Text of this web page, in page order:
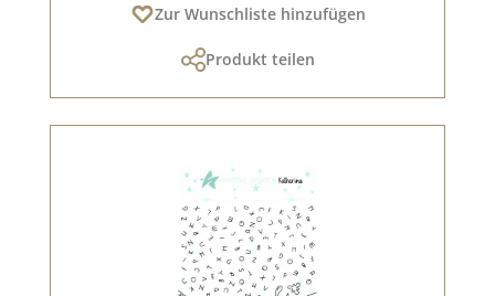
Zur Wunschliste hinzufügen
Produkt teilen